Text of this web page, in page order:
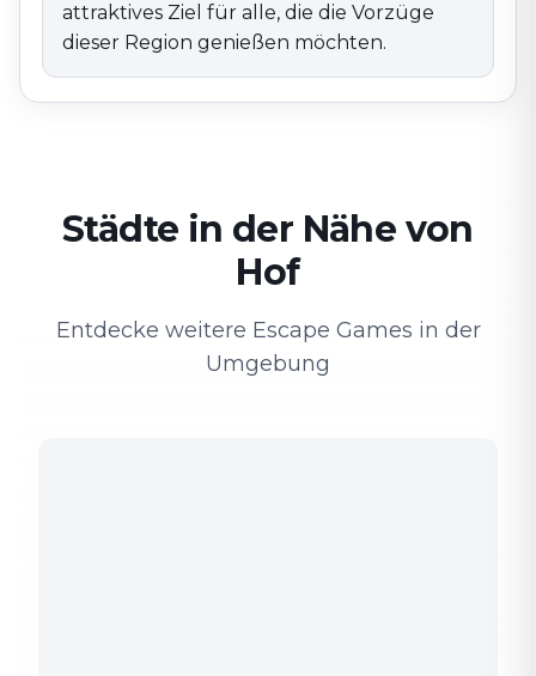
attraktives Ziel für alle, die die Vorzüge
dieser Region genießen möchten.
Städte in der Nähe von
Hof
Entdecke weitere Escape Games in der
Umgebung